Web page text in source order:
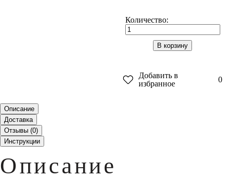
Количество:
В корзину
Добавить в
избранное
0
Описание
Доставка
Отзывы (0)
Инструкции
Описание